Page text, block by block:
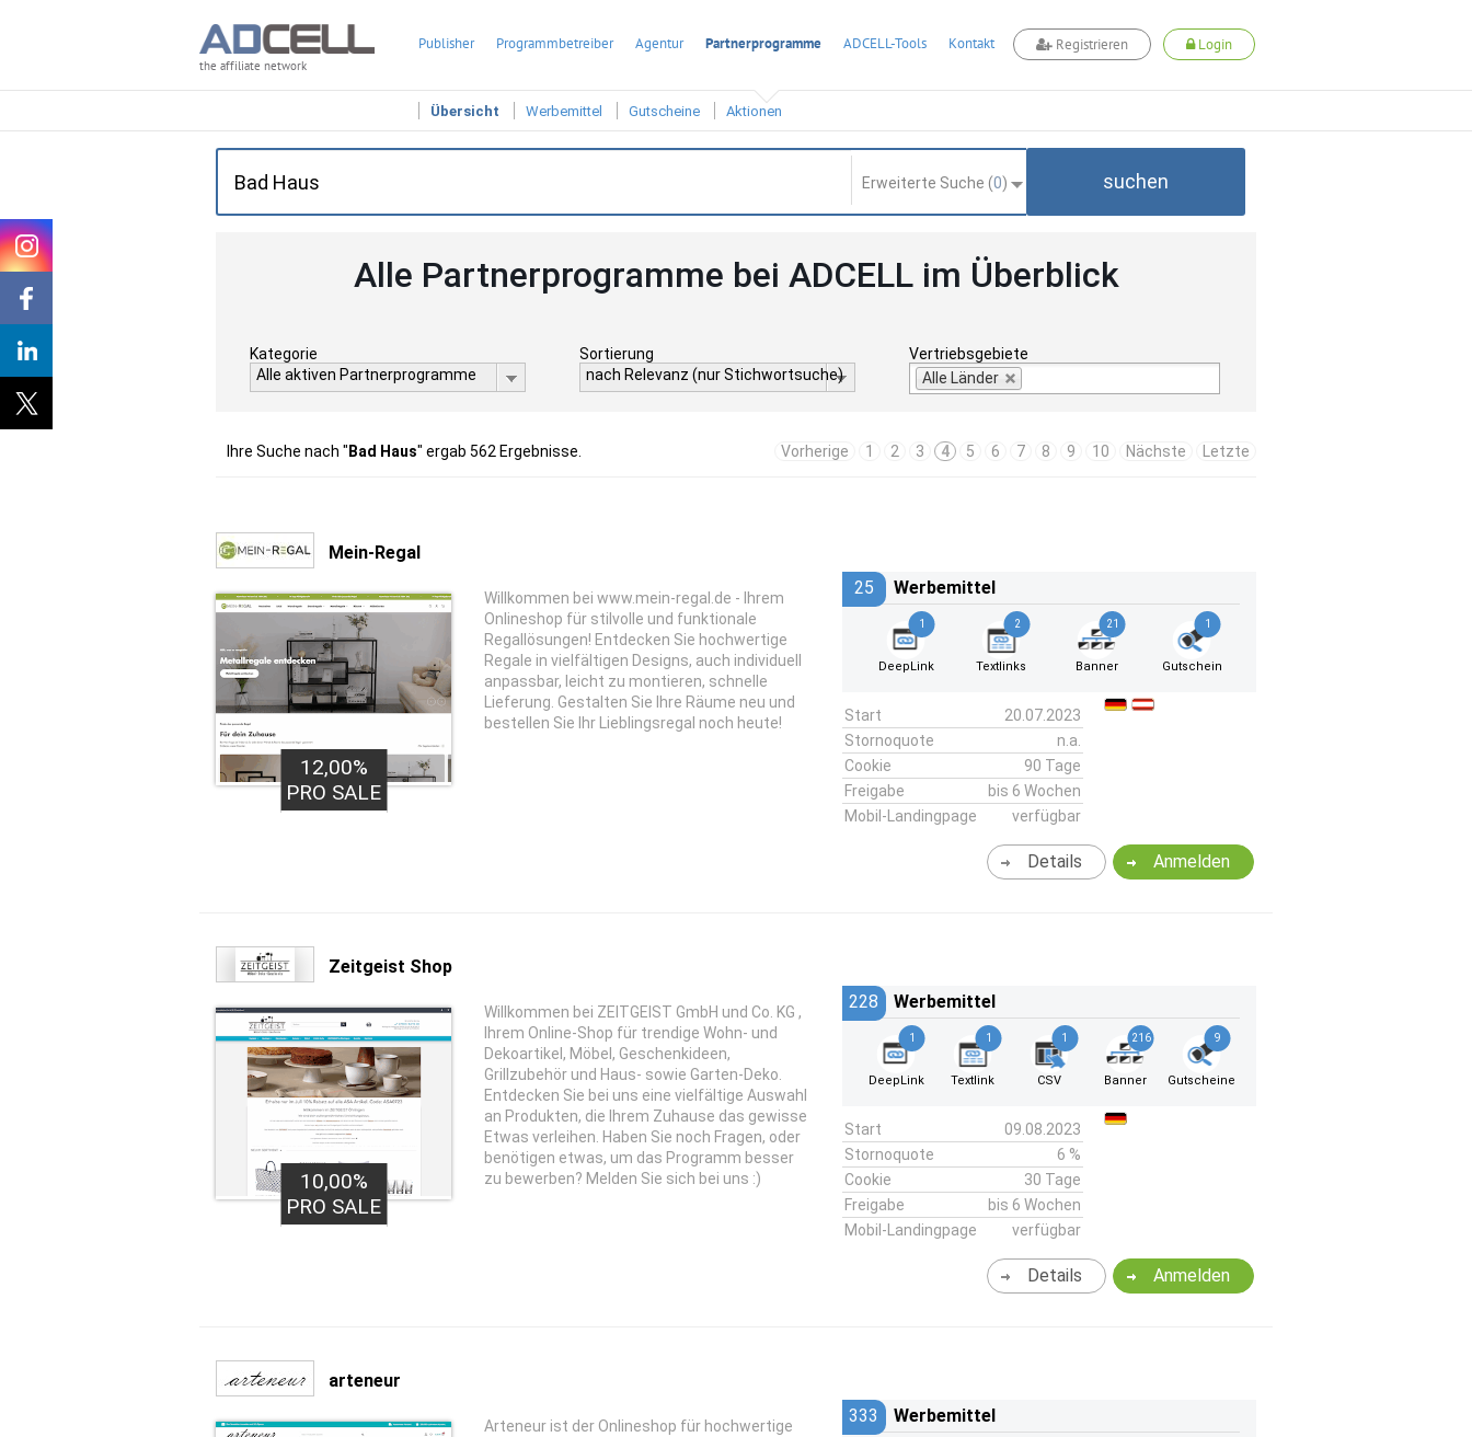
the affiliate network
Publisher Programmbetreiber Agentur Partnerprogramme ADCELL-Tools Kontakt Registrieren Login
Übersicht Werbemittel Gutscheine Aktionen
Erweiterte Suche (0) suchen
Alle Partnerprogramme bei ADCELL im Überblick
Kategorie
Alle aktiven Partnerprogramme
Sortierung
nach Relevanz (nur Stichwortsuche)
Vertriebsgebiete
Alle Länder
Ihre Suche nach " Bad Haus" ergab 562 Ergebnisse. Vorherige 1 2 3 4 5 6 7 8 9 10 Nächste Letzte
Mein-Regal
12,00%
PRO SALE
Willkommen bei www.mein-regal.de - Ihrem
Onlineshop für stilvolle und funktionale
Regallösungen! Entdecken Sie hochwertige
Regale in vielfältigen Designs, auch individuell
anpassbar, leicht zu montieren, schnelle
Lieferung. Gestalten Sie Ihre Räume neu und
bestellen Sie Ihr Lieblingsregal noch heute!
25 Werbemittel
1
DeepLink
2
Textlinks
21
Banner
1
Gutschein
Start
20.07.2023
Stornoquote
n.a.
Cookie
90 Tage
Freigabe
bis 6 Wochen
Mobil-Landingpage
verfügbar
Anmelden
Details
Zeitgeist Shop
10,00%
PRO SALE
Willkommen bei ZEITGEIST GmbH und Co. KG ,
Ihrem Online-Shop für trendige Wohn- und
Dekoartikel, Möbel, Geschenkideen,
Grillzubehör und Haus- sowie Garten-Deko.
Entdecken Sie bei uns eine vielfältige Auswahl
an Produkten, die Ihrem Zuhause das gewisse
Etwas verleihen. Haben Sie noch Fragen, oder
benötigen etwas, um das Programm besser
zu bewerben? Melden Sie sich bei uns :)
228 Werbemittel
1
DeepLink
1
Textlink
1
CSV
216
Banner
9
Gutscheine
Start
09.08.2023
Stornoquote
6 %
Cookie
30 Tage
Freigabe
bis 6 Wochen
Mobil-Landingpage
verfügbar
Anmelden
Details
arteneur
Arteneur ist der Onlineshop für hochwertige
333 Werbemittel